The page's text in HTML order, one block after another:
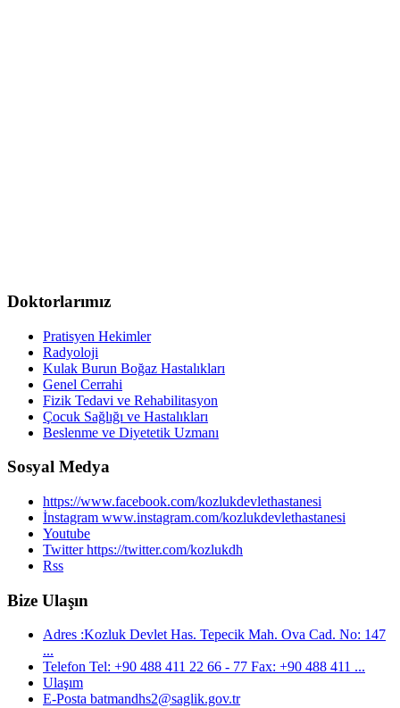
Doktorlarımız
Pratisyen Hekimler
Radyoloji
Kulak Burun Boğaz Hastalıkları
Genel Cerrahi
Fizik Tedavi ve Rehabilitasyon
Çocuk Sağlığı ve Hastalıkları
Beslenme ve Diyetetik Uzmanı
Sosyal Medya
https://www.facebook.com/kozlukdevlethastanesi
İnstagram www.instagram.com/kozlukdevlethastanesi
Youtube
Twitter https://twitter.com/kozlukdh
Rss
Bize Ulaşın
Adres :Kozluk Devlet Has. Tepecik Mah. Ova Cad. No: 147
...
Telefon Tel: +90 488 411 22 66 - 77 Fax: +90 488 411 ...
Ulaşım
E-Posta batmandhs2@saglik.gov.tr